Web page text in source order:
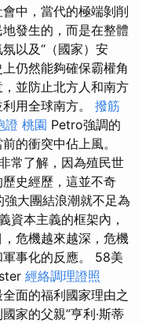
中，當代的極端剝削
發生的，而是在整體
以及“（國家）安
仍然能夠確保霸權角
並防止北方人和南方
用全球南方。 撥筋
證 桃園 Petro強調的
的衝突中佔上風。
常了解，因為殖民世
史經歷，這並不奇
大團結浪潮就不足為
資本主義的框架內，
危機越來越深，危機
事化的反應。 58美
經絡調理證照
面的福利國家理由之
家的父親”亨利·斯蒂